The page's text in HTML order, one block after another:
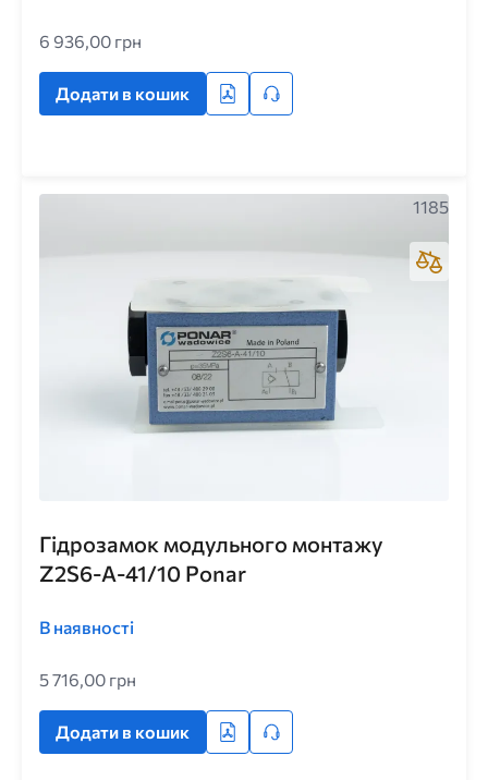
6 936,00 грн
Додати в кошик
Гідрозамок модульного монтажу
Z2S6-A-41/10 Ponar
В наявності
5 716,00 грн
Додати в кошик
1185